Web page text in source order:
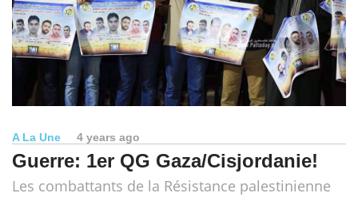
A La Une 4 years ago
Guerre: 1er QG Gaza/Cisjordanie!
Les combattants de la Résistance palestinienne